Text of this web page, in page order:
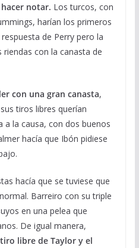
notar. Los turcos, con
harían los primeros
de Perry pero la
con la canasta de
con una gran canasta,
tiros libres querían
a la causa, con dos buenos
hacía que Ibón pidiese
hacía que se tuviese que
Barreiro con su triple
en una pelea que
De igual manera,
libre de Taylor y el